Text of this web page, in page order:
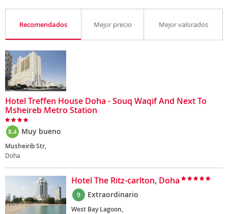
Recomendados Mejor precio Mejor valorados
Hotel Treffen House Doha - Souq Waqif And Next To
Msheireb Metro Station
8.4 Muy bueno
Musheirib Str,
Doha
Hotel The Ritz-carlton, Doha
9 Extraordinario
West Bay Lagoon,